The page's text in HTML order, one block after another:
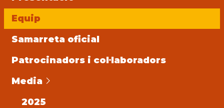
Equip
Samarreta oficial
Patrocinadors i col·laboradors
Media
2025